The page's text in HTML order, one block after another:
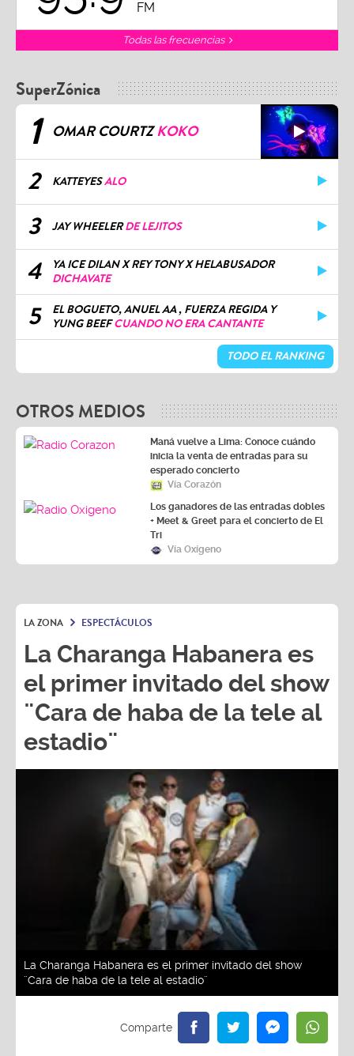
FM
Todas las frecuencias
SuperZónica
1 OMAR COURTZKOKO
2 KATTEYESALO
3 JAY WHEELERDE LEJITOS
4
YA ICE DILAN X REY TONY X HELABUSADOR
DICHAVATE
5
EL BOGUETO, ANUEL AA , FUERZA REGIDA Y
YUNG BEEFCUANDO NO ERA CANTANTE
TODO EL RANKING
OTROS MEDIOS
Maná vuelve a Lima: Conoce cuándo
inicia la venta de entradas para su
esperado concierto
Vía Corazón
Los ganadores de las entradas dobles
+ Meet & Greet para el concierto de El
Tri
Vía Oxígeno
LA ZONA ESPECTÁCULOS
La Charanga Habanera es
el primer invitado del show
¨Cara de haba de la tele al
estadio¨
La Charanga Habanera es el primer invitado del show
¨Cara de haba de la tele al estadio¨